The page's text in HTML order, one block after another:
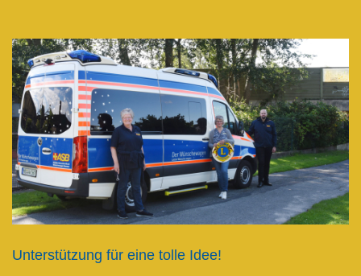
Unterstützung für eine tolle Idee!